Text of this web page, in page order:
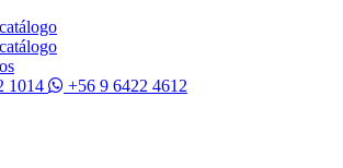
1014
+56 9 6422 4612